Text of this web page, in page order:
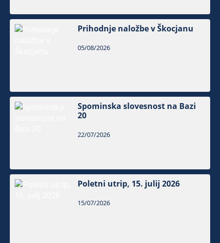
Prihodnje naložbe v Škocjanu
05/08/2026
Spominska slovesnost na Bazi
20
22/07/2026
Poletni utrip, 15. julij 2026
15/07/2026